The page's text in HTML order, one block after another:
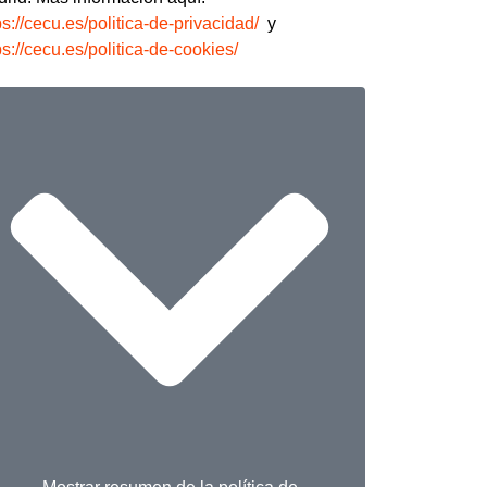
cecu.es/politica-de-privacidad/y
cecu.es/politica-de-cookies/